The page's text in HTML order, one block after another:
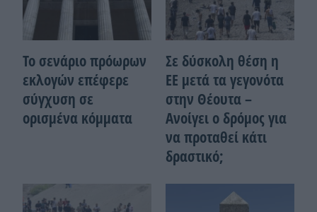
Το σενάριο πρόωρων
εκλογών επέφερε
σύγχυση σε
ορισμένα κόμματα
Σε δύσκολη θέση η
ΕΕ μετά τα γεγονότα
στην Θέουτα –
Ανοίγει ο δρόμος για
να προταθεί κάτι
δραστικό;